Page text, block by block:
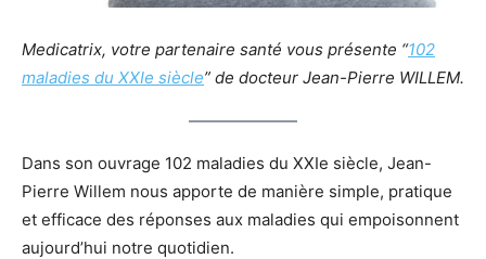
Medicatrix, votre partenaire santé vous présente “102
maladies du XXIe siècle” de docteur Jean-Pierre WILLEM.
Dans son ouvrage 102 maladies du XXIe siècle, Jean-
Pierre Willem nous apporte de manière simple, pratique
et efficace des réponses aux maladies qui empoisonnent
aujourd’hui notre quotidien.